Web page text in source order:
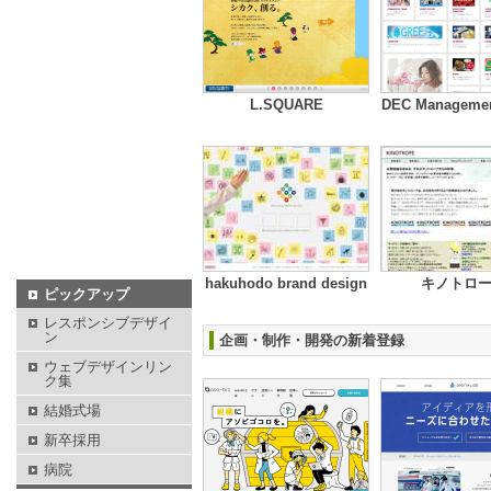
L.SQUARE DEC
hakuhodo brand design キノトロ
企画・制作・開発の新着登録
ピックアップ
レスポンシブデザイ
ン
ウェブデザインリン
ク集
結婚式場
新卒採用
病院